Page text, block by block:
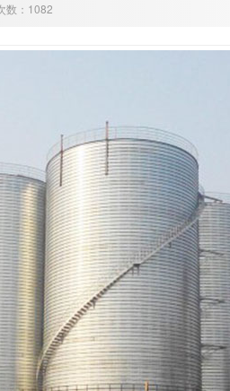
数：1082